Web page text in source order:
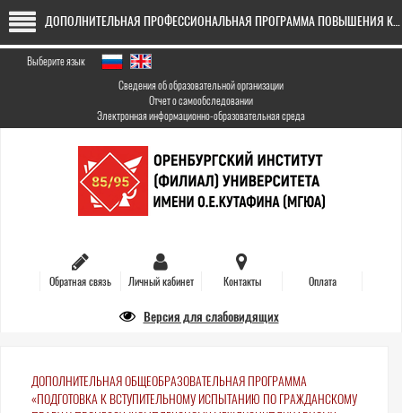
Перейти
основному
содержанию
ДОПОЛНИТЕЛЬНАЯ ПРОФЕССИОНАЛЬНАЯ ПРОГРАММА ПОВЫШЕНИЯ КВАЛИФИКАЦИИ «Контрактная система в сфере закупок»-2026
Выберите язык
Сведения об образовательной организации
Отчет о самообследовании
Электронная информационно-образовательная среда
Обратная связь Личный кабинет Контакты Оплата
Версия для слабовидящих
ДОПОЛНИТЕЛЬНАЯ ОБЩЕОБРАЗОВАТЕЛЬНАЯ ПРОГРАММА
«ПОДГОТОВКА К ВСТУПИТЕЛЬНОМУ ИСПЫТАНИЮ ПО ГРАЖДАНСКОМУ